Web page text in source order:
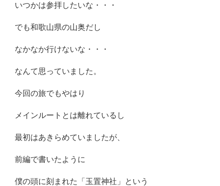
いつかは参拝したいな・・・
でも和歌山県の山奥だし
なかなか行けないな・・・
なんて思っていました。
今回の旅でもやはり
メインルートとは離れているし
最初はあきらめていましたが、
前編で書いたように
僕の頭に刻まれた「玉置神社」という